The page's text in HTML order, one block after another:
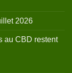
2026
au CBD restent